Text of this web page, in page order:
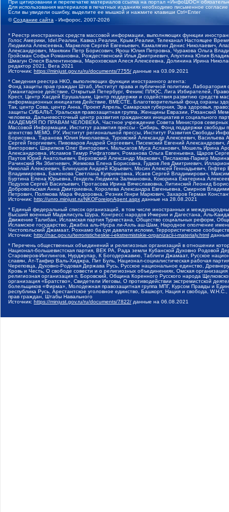
При цитировании и перепечатке материалов ссылка на портал «ИнфоШОС»
Для использования материалов в печатных изданиях необходимо письменное
Если вы увидели ошибку, выделите ее мышкой и нажмите клавиши Ctrl+Enter
©Создание сайта - Инфорос, 2007-2026
* Реестр иностранных средств массовой информации, выполняющих функции
Голос Америки, Idel.Реалии, Кавказ.Реалии, Крым.Реалии, Телеканал Настоящее
Людмила Алексеевна, Маркелов Сергей Евгеньевич, Камалягин Денис Николаевич,
Александрович, Маняхин Петр Борисович, Ярош Юлия Петровна, Чуракова Ольга
Гройсман Софья Романовна, Рождественский Илья Дмитриевич, Апухтина Юлия
Шмагун Олеся Валентиновна, Мароховская Алеся Алексеевна, Долинина Ирина
редактор 2021, Вега 2021
Источник: https://minjust.gov.ru/ru/documents/7755/ данные на 03.09.2021
* Сведения реестра НКО, выполняющих функции иностранного агента:
Фонд защиты прав граждан Штаб, Институт права и публичной политики,
Гуманитарное действие, Открытый Петербург, Феникс ПЛЮС, Лига Избирателей,
Крест, Центр Хасдей Ерушалаим, Центр поддержки и содействия развитию средств
информационных инициатив Действие, ВМЕСТЕ, Благотворительный фонд охраны
Так, центр Сова, центр Анна, Проект Апрель, Самарская губерния, Эра здоровья,
защиты СИБАЛЬТ, Уральская правозащитная группа, Женщины Евразии, Рязанский
человека, Дальневосточный центр развития гражданских инициатив и социального
АКАДЕМИЯ ПО ПРАВАМ ЧЕЛОВЕКА, Частное учреждение Совета Министров северных
Массовой Информации, Институт развития прессы - Сибирь, Фонд поддержки
агентство МЕМО. РУ, Институт региональной прессы, Институт Развития Свободы
Борисовна, Таранова Юлия Николаевна, Туровский Александр Алексеевич,
Сергей Георгиевич, Пивоваров Андрей Сергеевич, Писемский Евгений
Викторович, Шарипков Олег Викторович, Мальсагов Муса Асланович, Мошель Ирина
Александровна, Исламов Тимур Рифгатович, Романова Ольга Евгеньевна, Щаров
Паутов Юрий Анатольевич, Верховский Александр Маркович, Пислакова-Паркер
Рачинский Ян Збигневич, Жемкова Елена Борисовна, Гудков Лев Дмитриевич,
Николай Алексеевич, Блинушов Андрей Юрьевич, Мосин Алексей Геннадьевич,
Владимировна, Баженова Светлана Куприяновна, Исаев Сергей Владимирович,
Буртина Елена Юрьевна, Гендель Людмила Залмановна, Кокорина Екатерина
Подузов Сергей Васильевич, Протасова Ирина Вячеславовна, Литинский Леонид
Добровольская Анна Дмитриевна, Королева Александра Евгеньевна, Смирнов
Петрович, Полякова Мара Федоровна, Резник Генри Маркович, Захаров Герман
Источник: http://unro.minjust.ru/NKOForeignAgent.aspx данные на 28.08.2021
* Единый федеральный список организаций, в том числе иностранных и
Высший военный Маджлисуль Шура, Конгресс народов Ичкерии и Дагестана, Аль-
Движение Талибан, Исламская партия Туркестана, Общество социальных реформ,
Исламское государство, Джабха аль-Нусра ли-Ахль аш-Шам, Народное ополчение
Чистопольский Джамаат, Рохнамо ба суи давлати исломи, Террористическое
Источник: http://nac.gov.ru/terroristicheskie-i-ekstremistskie-organizacii-i-materialy.html
* Перечень общественных объединений и религиозных организаций в отношении
Национал-большевистская партия, ВЕК РА, Рада земли Кубанской Духовно Родовой
Староверов-Инглингов, Нурджулар, К Богодержавию, Таблиги Джамаат, Русское
славян, Ат-Такфир Валь-Хиджра, Пит Буль, Национал-социалистическая рабочая
Череповца, Духовно-Родовая Держава Русь, Русское национальное единство,
Кровь и Честь, О свободе совести и о религиозных объединениях, Омская
религиозная организация п. Боровский, Община Коренного Русского народа
организация «Братство», Свидетели Иеговы, О противодействии экстремистской
болельщиков «Фирма», Молодежная правозащитная группа МПГ, Курсом Правды и
республика Русь, Арестантское уголовное единство, Башкорт, Нация и свобода,
прав граждан, Штабы Навального
Источник: https://minjust.gov.ru/ru/documents/7822/ данные на 06.08.2021